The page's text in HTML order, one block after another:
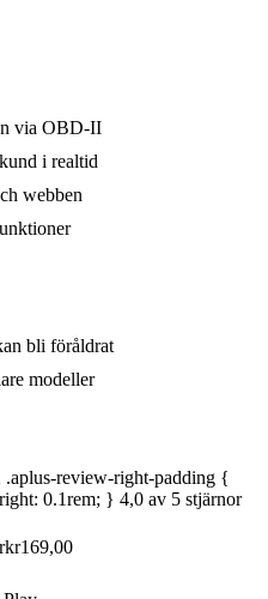
via OBD-II
i realtid
webben
bli föråldrat
modeller
.aplus-review-right-padding {
0.1rem; } 4,0 av 5 stjärnor